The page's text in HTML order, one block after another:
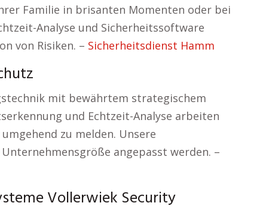
Familie in brisanten Momenten oder bei
Analyse und Sicherheitssoftware
von Risiken. – Sicherheitsdienst Hamm
mit bewährtem strategischem
und Echtzeit-Analyse arbeiten
zu melden. Unsere
angepasst werden. –
Vollerwiek Security